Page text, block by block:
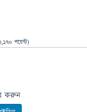
পয়েন্ট)
করুন